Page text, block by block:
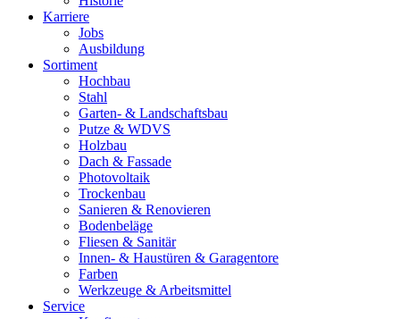
Karriere
Jobs
Ausbildung
Sortiment
Hochbau
Stahl
Garten- & Landschaftsbau
Putze & WDVS
Holzbau
Dach & Fassade
Photovoltaik
Trockenbau
Sanieren & Renovieren
Bodenbeläge
Fliesen & Sanitär
Innen- & Haustüren & Garagentore
Farben
Werkzeuge & Arbeitsmittel
Service